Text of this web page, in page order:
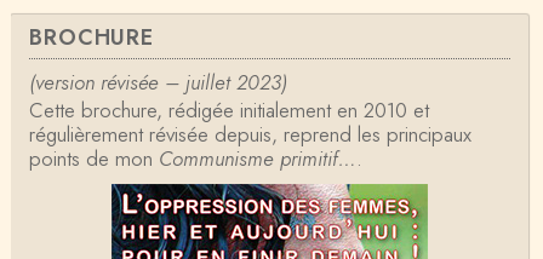
Tangui Przybylowski
Concernant Fustel de Coulanges, j'ai le souvenir
d'avoir lu, il y a près de 10 ans, un autre…
Jean-Paul Demoule
L'Etat ayant donc le monopole de la violence légiti
me, comment interpréter la situation états-un…
Christophe Darmangeat
Je ne sais pas quelle est la couleur de ma ceintur
BROCHURE
(version révisée – juillet 2023)
Cette brochure, rédigée initialement en 2010 et
régulièrement révisée depuis, reprend les principaux
points de mon Communisme primitif….